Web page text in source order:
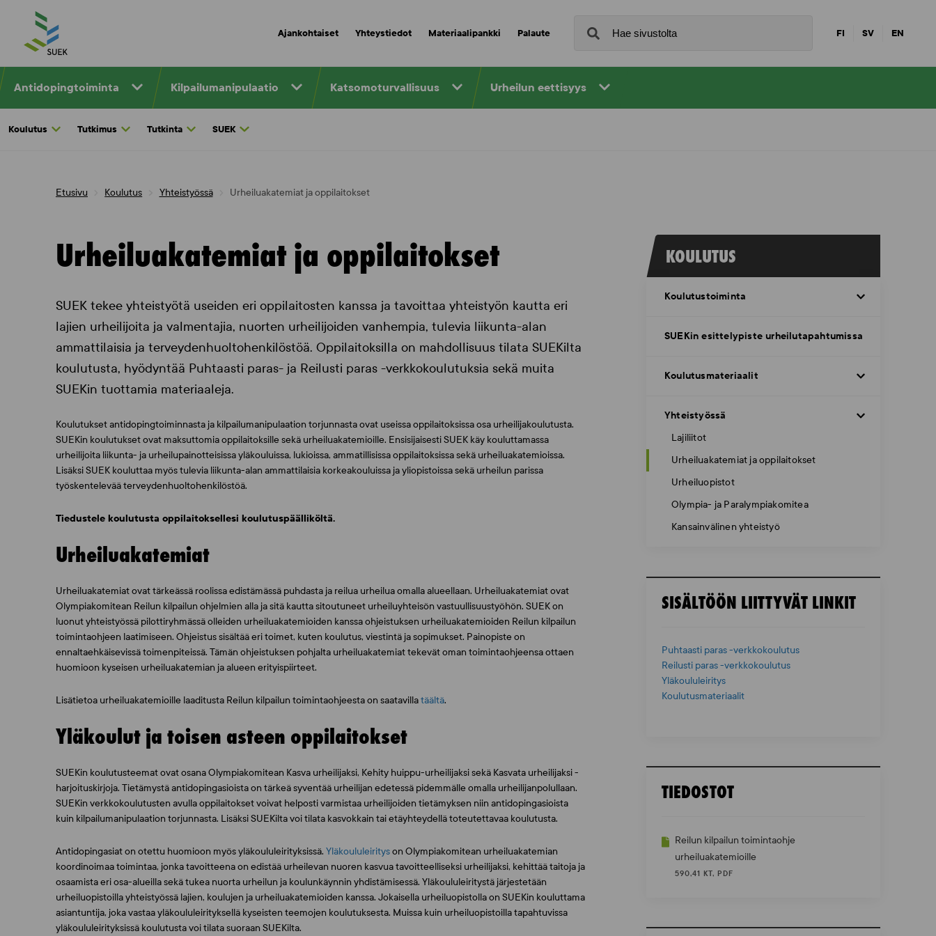
content
Ajankohtaiset Yhteystiedot Materiaalipankki Palaute FI SV EN
Antidopingtoiminta Kilpailumanipulaatio Katsomoturvallisuus Urheilun eettisyys
Koulutus Tutkimus Tutkinta SUEK
Etusivu Koulutus Yhteistyössä Urheiluakatemiat ja oppilaitokset
Urheiluakatemiat ja oppilaitokset
SUEK tekee yhteistyötä useiden eri oppilaitosten kanssa ja tavoittaa yhteistyön kautta eri
lajien urheilijoita ja valmentajia, nuorten urheilijoiden vanhempia, tulevia liikunta-alan
ammattilaisia ja terveydenhuoltohenkilöstöä. Oppilaitoksilla on mahdollisuus tilata SUEKilta
koulutusta, hyödyntää Puhtaasti paras- ja Reilusti paras -verkkokoulutuksia sekä muita
SUEKin tuottamia materiaaleja.
Koulutukset antidopingtoiminnasta ja kilpailumanipulaation torjunnasta ovat useissa oppilaitoksissa osa urheilijakoulutusta.
SUEKin koulutukset ovat maksuttomia oppilaitoksille sekä urheiluakatemioille. Ensisijaisesti SUEK käy kouluttamassa
urheilijoita liikunta- ja urheilupainotteisissa yläkouluissa, lukioissa, ammatillisissa oppilaitoksissa sekä urheiluakatemioissa.
Lisäksi SUEK kouluttaa myös tulevia liikunta-alan ammattilaisia korkeakouluissa ja yliopistoissa sekä urheilun parissa
työskentelevää terveydenhuoltohenkilöstöä.
Tiedustele koulutusta oppilaitoksellesi koulutuspäälliköltä.
Urheiluakatemiat
Urheiluakatemiat ovat tärkeässä roolissa edistämässä puhdasta ja reilua urheilua omalla alueellaan. Urheiluakatemiat ovat
Olympiakomitean Reilun kilpailun ohjelmien alla ja sitä kautta sitoutuneet urheiluyhteisön vastuullisuustyöhön. SUEK on
luonut yhteistyössä pilottiryhmässä olleiden urheiluakatemioiden kanssa ohjeistuksen urheiluakatemioiden Reilun kilpailun
toimintaohjeen laatimiseen. Ohjeistus sisältää eri toimet, kuten koulutus, viestintä ja sopimukset. Painopiste on
ennaltaehkäisevissä toimenpiteissä. Tämän ohjeistuksen pohjalta urheiluakatemiat tekevät oman toimintaohjeensa ottaen
huomioon kyseisen urheiluakatemian ja alueen erityispiirteet.
Lisätietoa urheiluakatemioille laaditusta Reilun kilpailun toimintaohjeesta on saatavillatäältä.
Yläkoulut ja toisen asteen oppilaitokset
SUEKin koulutusteemat ovat osana Olympiakomitean Kasva urheilijaksi, Kehity huippu-urheilijaksi sekä Kasvata urheilijaksi -
harjoituskirjoja. Tietämystä antidopingasioista on tärkeä syventää urheilijan edetessä pidemmälle omalla urheilijanpolullaan.
SUEKin verkkokoulutusten avulla oppilaitokset voivat helposti varmistaa urheilijoiden tietämyksen niin antidopingasioista
kuin kilpailumanipulaation torjunnasta. Lisäksi SUEKilta voi tilata kasvokkain tai etäyhteydellä toteutettavaa koulutusta.
Antidopingasiat on otettu huomioon myös yläkoululeirityksissä. Yläkoululeirityson Olympiakomitean urheiluakatemian
koordinoimaa toimintaa, jonka tavoitteena on edistää urheilevan nuoren kasvua tavoitteelliseksi urheilijaksi, kehittää taitoja ja
osaamista eri osa-alueilla sekä tukea nuorta urheilun ja koulunkäynnin yhdistämisessä. Yläkoululeiritystä järjestetään
urheiluopistoilla yhteistyössä lajien, koulujen ja urheiluakatemioiden kanssa. Jokaisella urheiluopistolla on SUEKin kouluttama
asiantuntija, joka vastaa yläkoululeirityksellä kyseisten teemojen koulutuksesta. Muissa kuin urheiluopistoilla tapahtuvissa
yläkoululeirityksissä koulutusta voi tilata suoraan SUEKilta.
KOULUTUS
Koulutustoiminta
SUEKin esittelypiste urheilutapahtumissa
Koulutusmateriaalit
Yhteistyössä
Lajiliitot
Urheiluakatemiat ja oppilaitokset
Urheiluopistot
Olympia- ja Paralympiakomitea
Kansainvälinen yhteistyö
SISÄLTÖÖN LIITTYVÄT LINKIT
Puhtaasti paras -verkkokoulutus
Reilusti paras -verkkokoulutus
Yläkoululeiritys
Koulutusmateriaalit
TIEDOSTOT
Reilun kilpailun toimintaohje
urheiluakatemioille
590,41 KT, PDF